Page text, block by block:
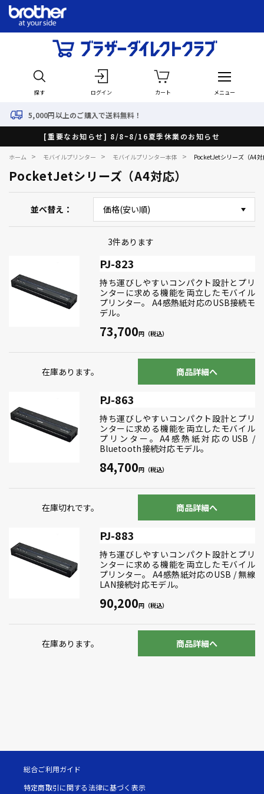
探す ログイン カート メニュー
円以上のご購入で送料無料！
[重要なお知らせ] 8/8~8/16夏季休業のお知らせ
ホーム > モバイルプリンター > モバイルプリンター本体 > PocketJetシリーズ（A4
PocketJetシリーズ（A4対応）
並べ替え
3件あります
PJ-823
持ち運びしやすいコンパクト設計とプリ
ンターに求める機能を両立したモバイル
プリンター。 A4感熱紙対応のUSB接続モ
デル。
73,700
在庫あります。 商品詳細へ
PJ-863
持ち運びしやすいコンパクト設計とプリ
ンターに求める機能を両立したモバイル
プリンター。A4感熱紙対応のUSB /
Bluetooth接続対応モデル。
84,700
在庫切れです。 商品詳細へ
PJ-883
持ち運びしやすいコンパクト設計とプリ
ンターに求める機能を両立したモバイル
プリンター。 A4感熱紙対応のUSB / 無線
LAN接続対応モデル。
90,200
在庫あります。 商品詳細へ
総合ご利用ガイド
特定商取引に関する法律に基づく表示